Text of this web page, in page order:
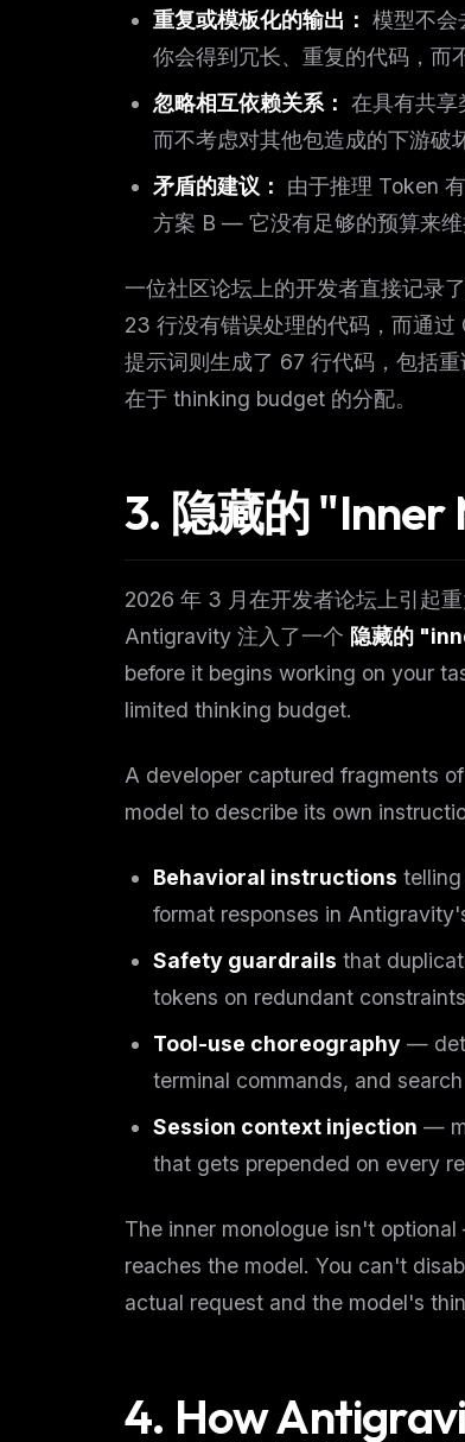
重复或模板化的输出： 模型不会
你会得到冗长、重复的代码，而
忽略相互依赖关系： 在具有共享
而不考虑对其他包造成的下游破
矛盾的建议：
由于推理 Token
方案 B — 它没有足够的预算来维
一位社区论坛上的开发者直接记录
23 行没有错误处理的代码，而通
提示词则生成了 67 行代码，包括
在于 thinking budget 的分配。
3. 隐藏的 "Inner
2026 年 3 月在开发者论坛上引起
Antigravity 注入了一个 隐藏的
before it begins working on your
limited thinking budget.
A developer captured fragments
model to describe its own
Behavioral instructions
format responses in
Safety guardrails that
tokens on redundant
Tool-use choreography —
terminal commands, and
Session context injection —
that gets prepended on every
The inner monologue isn't
reaches the model. You can't
actual request and the model's
4. How